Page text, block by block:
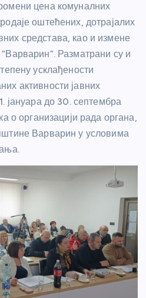
цена комуналних
оштећених, дотрајалих
средстава, као и измене
Разматрани су и
усклађености
активности јавних
јануара до 30. септембра
о организацији рада органа,
Варварин у условима